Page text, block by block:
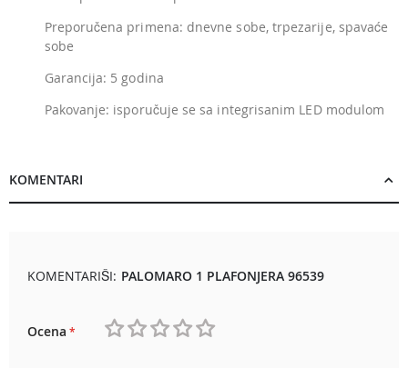
Preporučena primena: dnevne sobe, trpezarije, spavaće
sobe
Garancija: 5 godina
Pakovanje: isporučuje se sa integrisanim LED modulom
KOMENTARI
KOMENTARIŠI: PALOMARO 1 PLAFONJERA 96539
Ocena